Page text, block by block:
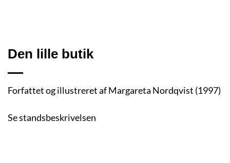
Den lille butik
Forfattet og illustreret af Margareta Nordqvist (1997)
Se standsbeskrivelsen